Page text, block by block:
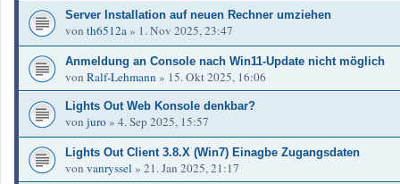
Server Installation auf neuen Rechner umziehen
von th6512a» 1. Nov 2025, 23:47
Anmeldung an Console nach Win11-Update nicht möglich
von Ralf-Lehmann » 15. Okt 2025, 16:06
Lights Out Web Konsole denkbar?
von juro» 4. Sep 2025, 15:57
Lights Out Client 3.8.X (Win7) Einagbe Zugangsdaten
von vanryssel » 21. Jan 2025, 21:17